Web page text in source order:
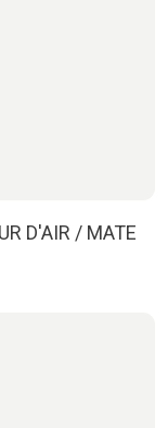
D'AIR / MATE